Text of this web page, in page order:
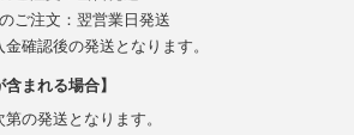
ご注文：翌営業日発送
確認後の発送となります。
まれる場合】
の発送となります。